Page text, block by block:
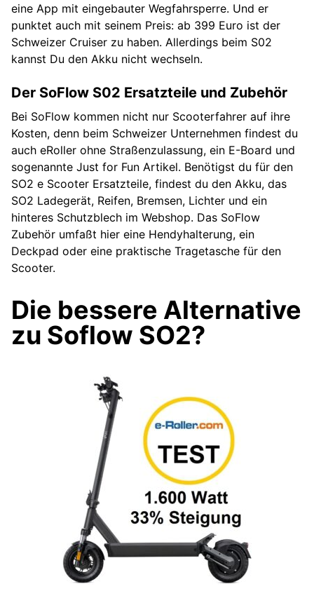
eine App mit eingebauter Wegfahrsperre. Und er
punktet auch mit seinem Preis: ab 399 Euro ist der
Schweizer Cruiser zu haben. Allerdings beim S02
kannst Du den Akku nicht wechseln.
Der SoFlow S02 Ersatzteile und Zubehör
Bei SoFlow kommen nicht nur Scooterfahrer auf ihre
Kosten, denn beim Schweizer Unternehmen findest du
auch eRoller ohne Straßenzulassung, ein E-Board und
sogenannte Just for Fun Artikel. Benötigst du für den
SO2 e Scooter Ersatzteile, findest du den Akku, das
SO2 Ladegerät, Reifen, Bremsen, Lichter und ein
hinteres Schutzblech im Webshop. Das SoFlow
Zubehör umfaßt hier eine Hendyhalterung, ein
Deckpad oder eine praktische Tragetasche für den
Scooter.
Die bessere Alternative
zu Soflow SO2?